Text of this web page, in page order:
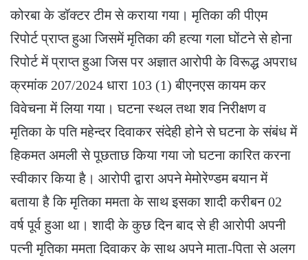
कोरबा के डॉक्टर टीम से कराया गया। मृतिका की पीएम
रिपोर्ट प्राप्त हुआ जिसमें मृतिका की हत्या गला घोंटने से होना
रिपोर्ट में प्राप्त हुआ जिस पर अज्ञात आरोपी के विरूद्ध अपराध
क्रमांक 207/2024 धारा 103 (1) बीएनएस कायम कर
विवेचना में लिया गया। घटना स्थल तथा शव निरीक्षण व
मृतिका के पति महेन्दर दिवाकर संदेही होने से घटना के संबंध में
हिकमत अमली से पूछताछ किया गया जो घटना कारित करना
स्वीकार किया है। आरोपी द्वारा अपने मेमोरेण्डम बयान में
बताया है कि मृतिका ममता के साथ इसका शादी करीबन 02
वर्ष पूर्व हुआ था। शादी के कुछ दिन बाद से ही आरोपी अपनी
पत्नी मृतिका ममता दिवाकर के साथ अपने माता-पिता से अलग